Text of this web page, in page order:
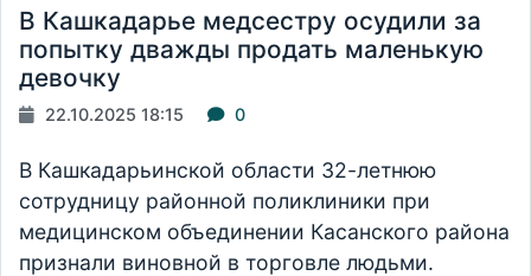
В Кашкадарье медсестру осудили за
попытку дважды продать маленькую
девочку
22.10.2025 18:15 0
В Кашкадарьинской области 32-летнюю
сотрудницу районной поликлиники при
медицинском объединении Касанского района
признали виновной в торговле людьми.